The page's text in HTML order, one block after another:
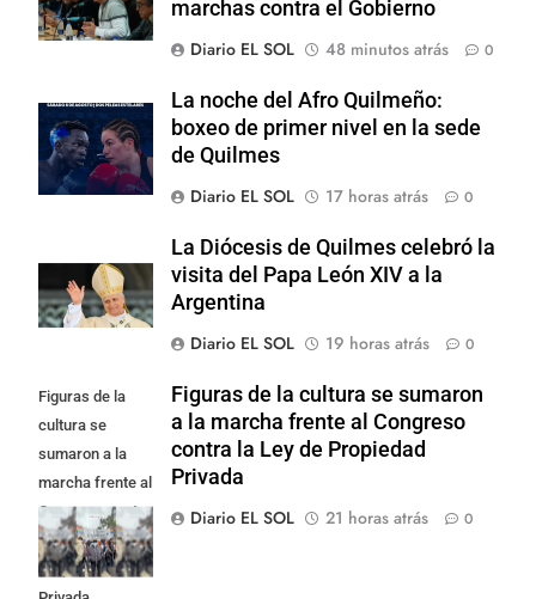
marchas contra el Gobierno
Diario EL SOL
48 minutos atrás 0
La noche del Afro Quilmeño:
boxeo de primer nivel en la sede
de Quilmes
Diario EL SOL
17 horas atrás 0
La Diócesis de Quilmes celebró la
visita del Papa León XIV a la
Argentina
Diario EL SOL
19 horas atrás 0
Figuras de la
cultura se
sumaron a la
marcha frente al
Congreso contra
la Ley de
Propiedad
Figuras de la cultura se sumaron
a la marcha frente al Congreso
contra la Ley de Propiedad
Privada
Diario EL SOL
21 horas atrás 0